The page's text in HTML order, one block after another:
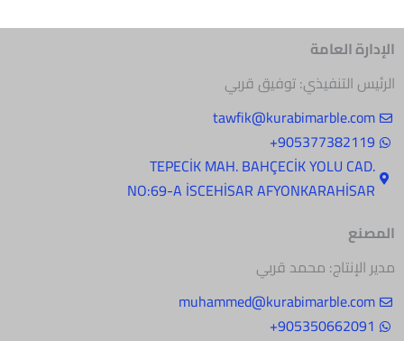
الإدارة العامة
الرئيس التنفيذي: توفيق قربي
tawfik@kurabimarble.com
905377382119+
.TEPECİK MAH. BAHÇECİK YOLU CAD
NO:69-A İSCEHİSAR AFYONKARAHİSAR
المصنع
مدير الإنتاج: محمد قربي
muhammed@kurabimarble.com
905350662091+